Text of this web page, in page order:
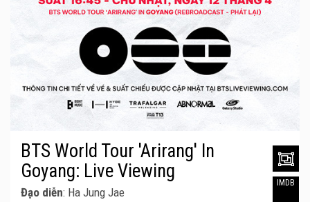
BTS World Tour 'Arirang' In
Goyang: Live Viewing
Đạo diễn: Ha Jung Jae
IMDB